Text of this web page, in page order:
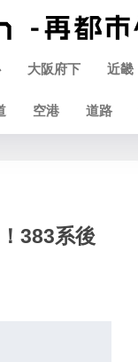
大阪府下 近畿
空港 道路
383系後